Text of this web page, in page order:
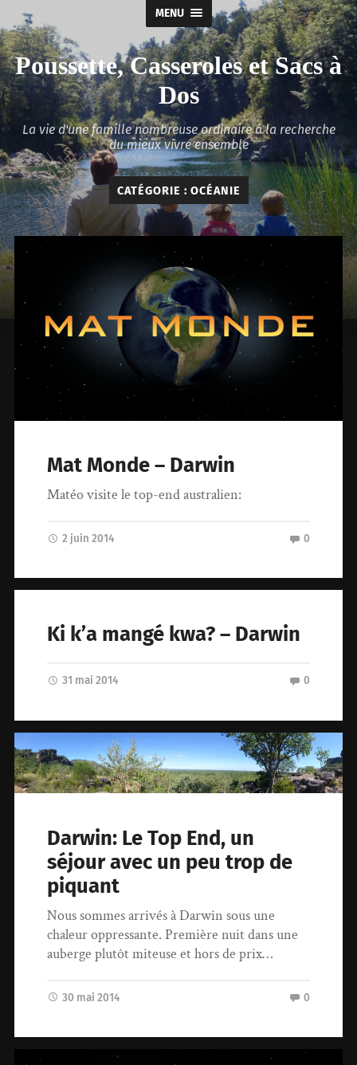
MENU
Poussette, Casseroles et Sacs à
Dos
La vie d'une famille nombreuse ordinaire à la recherche
du mieux vivre ensemble
CATÉGORIE : OCÉANIE
Mat Monde – Darwin
Matéo visite le top-end australien:
2 juin 2014 0
Ki k’a mangé kwa? – Darwin
31 mai 2014 0
Darwin: Le Top End, un
séjour avec un peu trop de
piquant
Nous sommes arrivés à Darwin sous une
chaleur oppressante. Première nuit dans une
auberge plutôt miteuse et hors de prix…
30 mai 2014 0